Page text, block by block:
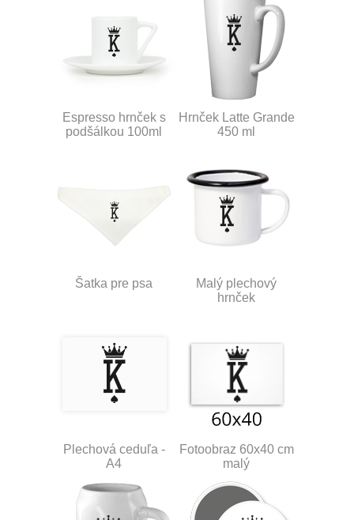
Espresso hrnček s
podšálkou 100ml
Hrnček Latte Grande
450 ml
Šatka pre psa
Malý plechový
hrnček
Plechová ceduľa -
A4
Fotoobraz 60x40 cm
malý